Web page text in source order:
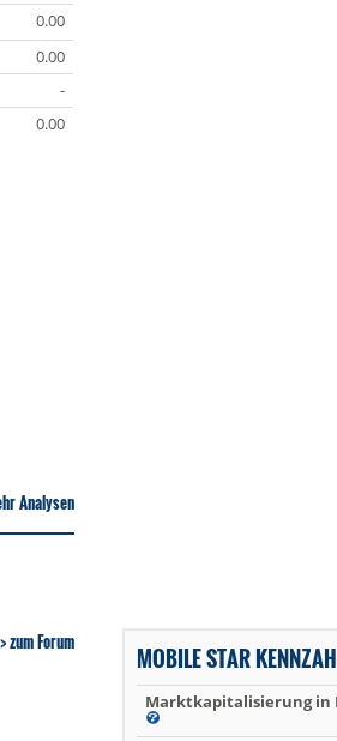
0.00
0.00
-
0.00
Analysen
zum Forum MOBILE STAR
Marktkapitalisierung in